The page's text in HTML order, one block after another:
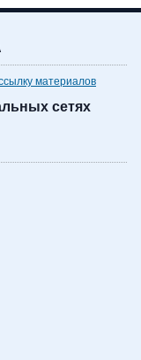
материалов
сетях